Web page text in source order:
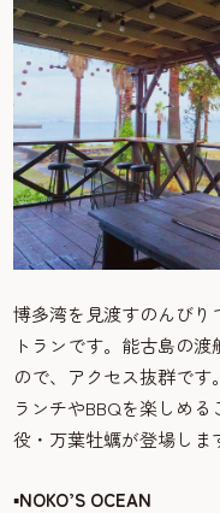
博多湾を見渡すのんびり
トランです。能古島の
ので、アクセス抜群で
ランチやBBQを楽しめ
役・万葉牡蠣が登場しま
▪NOKO’S OCEAN